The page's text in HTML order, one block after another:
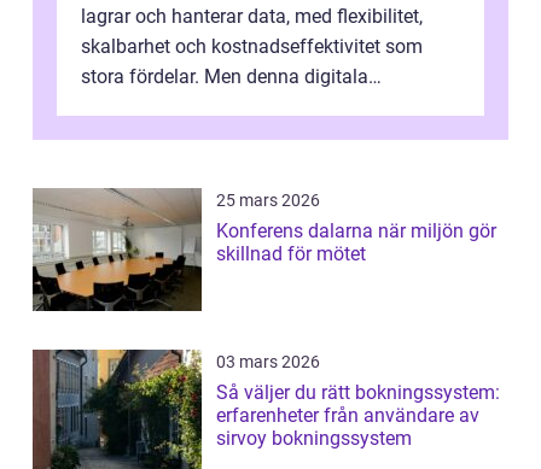
lagrar och hanterar data, med flexibilitet,
skalbarhet och kostnadseffektivitet som
stora fördelar. Men denna digitala
25 mars 2026
Konferens dalarna när miljön gör
skillnad för mötet
03 mars 2026
Så väljer du rätt bokningssystem:
erfarenheter från användare av
sirvoy bokningssystem